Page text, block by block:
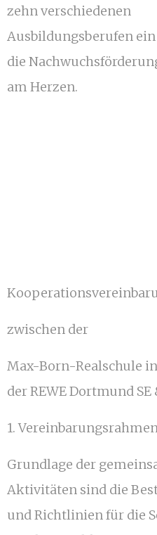
zehn verschiedenen
Ausbildungsberufen
die
am Herzen.
zwischen der
Max-Born-Realschule
der REWE Dortmund SE
1.
Grundlage der
Aktivitäten sind die
und Richtlinien für die